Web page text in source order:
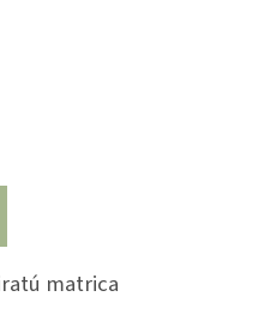
matrica